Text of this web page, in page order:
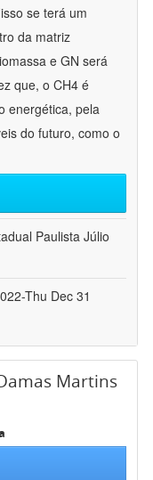
se terá um
da matriz
e GN será
que, o CH4 é
energética, pela
do futuro, como o
Paulista Júlio
Thu Dec 31
Martins